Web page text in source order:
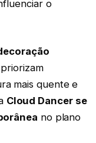
o
mais quente e
Cloud Dancer se
no plano